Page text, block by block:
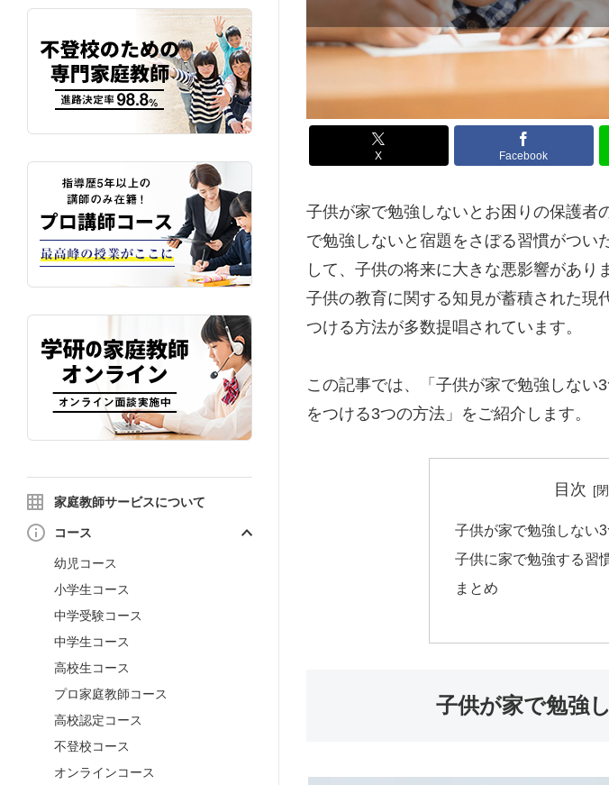
家庭教師サービスについて
コース
幼児コース
小学生コース
中学受験コース
中学生コース
高校生コース
プロ家庭教師コース
高校認定コース
不登校コース
オンラインコース
X Facebook
子供が家で勉強しないとお困りの保護者
で勉強しないと宿題をさぼる習慣がつい
して、子供の将来に大きな悪影響があり
子供の教育に関する知見が蓄積された現
つける方法が多数提唱されています。
この記事では、「子供が家で勉強しない
をつける3つの方法」をご紹介します。
目次
子供が家で勉強しない
子供に家で勉強する習
まとめ
子供が家で勉強